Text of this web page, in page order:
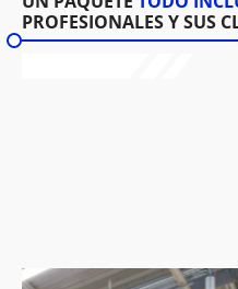
PROFESIONALES Y SUS